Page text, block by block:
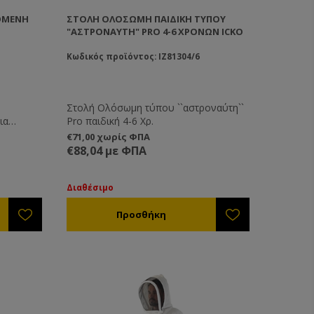
έχει
σε
έχει
το
ΣΤΟΛΉ ΟΛΌΣΩΜΗ ΠΑΙΔΙΚΉ ΤΎΠΟΥ
"ΑΣΤΡΟΝΑΎΤΗ" PRO 4-6 ΧΡΟΝΏΝ ICKO
Κωδικός προϊόντος: IZ81304/6
Στολή Ολόσωμη τύπου ``αστροναύτη``
Pro παιδική 4-6 Χρ.
€71,00 χωρίς ΦΠΑ
€88,04 με ΦΠΑ
Διαθέσιμο